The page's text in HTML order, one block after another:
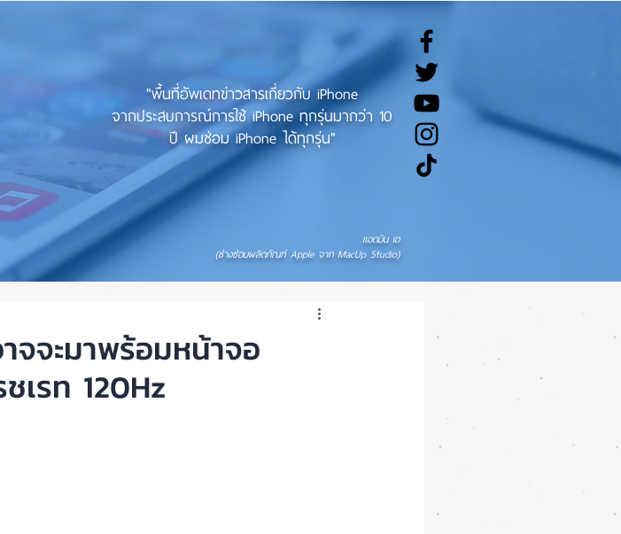
"พื้นที่อัพเดทข่าวสารเกี่ยวกับ iPhone
จากประสบการณ์การใช้ iPhone ทุกรุ่นมากว่า 10
ปี ผมซ่อม iPhone ได้ทุกรุ่น"
แอดมิน เอ
(ช่างซ่อมผลิตภัณฑ์ Apple จาก MacUp Studio)
จจะมาพร้อมหน้าจอ
เรท 120Hz